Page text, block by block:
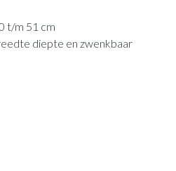
t/m 51 cm
diepte en zwenkbaar